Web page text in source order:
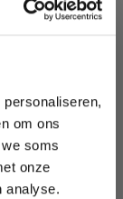
om ons
soms
onze
analyse.